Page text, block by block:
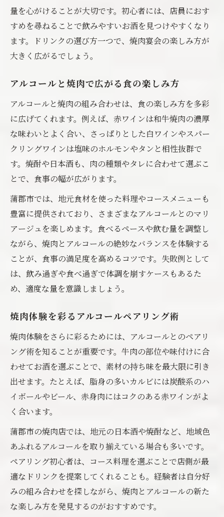
量を心がけることが大切です。初心者には、店員におす
すめを尋ねることで飲みやすいお酒を見つけやすくなり
ます。ドリンクの選び方一つで、焼肉宴会の楽しみ方が
大きく広がるでしょう。
アルコールと焼肉で広がる食の楽しみ方
アルコールと焼肉の組み合わせは、食の楽しみ方を多彩
に広げてくれます。例えば、赤ワインは和牛焼肉の濃厚
な味わいとよく合い、さっぱりとした白ワインやスパー
クリングワインは塩味のホルモンやタンと相性抜群で
す。焼酎や日本酒も、肉の種類やタレに合わせて選ぶこ
とで、食事の幅が広がります。
蒲郡市では、地元食材を使った料理やコースメニューも
豊富に提供されており、さまざまなアルコールとのマリ
アージュを楽しめます。食べるペースや飲む量を調整し
ながら、焼肉とアルコールの絶妙なバランスを体験する
ことが、食事の満足度を高めるコツです。失敗例として
は、飲み過ぎや食べ過ぎで体調を崩すケースもあるた
め、適度な量を意識しましょう。
焼肉体験を彩るアルコールペアリング術
焼肉体験をさらに彩るためには、アルコールとのペアリ
ング術を知ることが重要です。牛肉の部位や味付けに合
わせてお酒を選ぶことで、素材の持ち味を最大限に引き
出せます。たとえば、脂身の多いカルビには炭酸系のハ
イボールやビール、赤身肉にはコクのある赤ワインがよ
く合います。
蒲郡市の焼肉店では、地元の日本酒や焼酎など、地域色
あふれるアルコールを取り揃えている場合も多いです。
ペアリング初心者は、コース料理を選ぶことで店側が最
適なドリンクを提案してくれることも。経験者は自分好
みの組み合わせを探しながら、焼肉とアルコールの新た
な楽しみ方を発見するのがおすすめです。